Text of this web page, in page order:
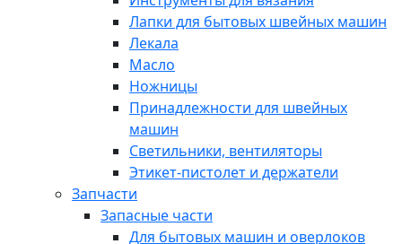
Лапки для бытовых швейных машин
Лекала
Масло
Ножницы
Принадлежности для швейных
машин
Светильники, вентиляторы
Этикет-пистолет и держатели
Запчасти
Запасные части
Для бытовых машин и оверлоков